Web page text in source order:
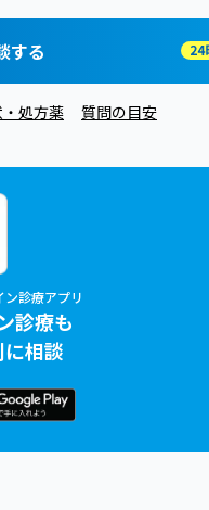
する
処方薬 質問の目安
ン診療アプリ
診療も
相談